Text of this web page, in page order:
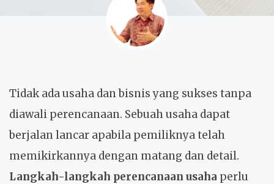
Tidak ada usaha dan bisnis yang sukses tanpa
diawali perencanaan. Sebuah usaha dapat
berjalan lancar apabila pemiliknya telah
memikirkannya dengan matang dan detail.
Langkah-langkah perencanaan usaha perlu